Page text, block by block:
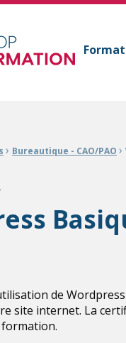
de formation
› Bureautique - CAO/PAO ›
de
site internet. La